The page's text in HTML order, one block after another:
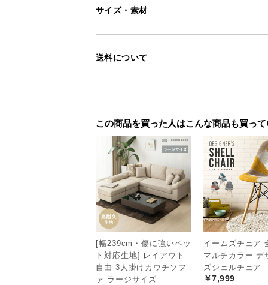
サイズ・素材
送料について
この商品を買った人はこんな商品も買っ
[幅239cm・傷に強いペッ
ト対応生地] レイアウト
自由 3人掛けカウチソフ
ァ ラージサイズ
イームズチェア
マルチカラー デ
ズシェルチェア
￥7,999